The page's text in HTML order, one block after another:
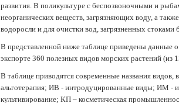
развития. В поликультуре с беспозвоночными и
неорганических веществ, загрязняющих воду, а
водоросли и для очистки вод, загрязненных
В представленной ниже таблице приведены данные
экспорте 360 полезных видов морских растений (из
В таблице приводятся современные названия
альготерапия; ИВ - интродуцированные виды; ИМ
культивирование; КП – косметическая